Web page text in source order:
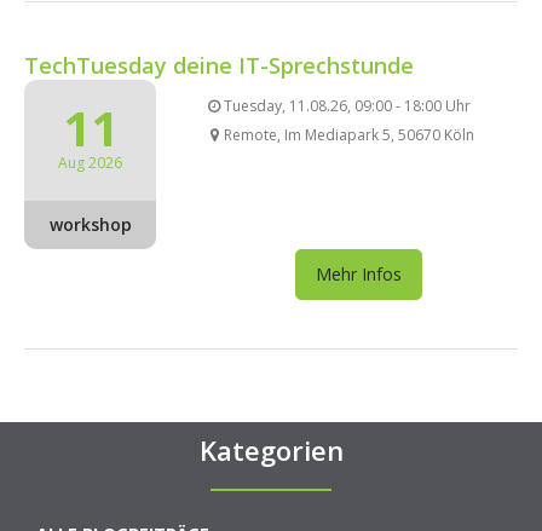
TechTuesday deine IT-Sprechstunde
11
Aug 2026
workshop
Tuesday, 11.08.26, 09:00 - 18:00 Uhr
Remote, Im Mediapark 5, 50670 Köln
Mehr Infos
Kategorien